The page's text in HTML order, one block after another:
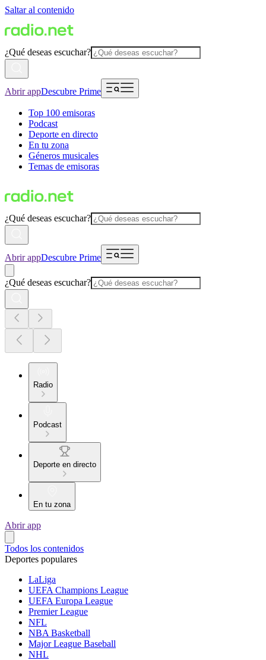
Saltar al contenido
¿Qué deseas escuchar?
Abrir appDescubre Prime
Top 100 emisoras
Podcast
Deporte en directo
En tu zona
Géneros musicales
Temas de emisoras
¿Qué deseas escuchar?
Abrir appDescubre Prime
¿Qué deseas escuchar?
Radio
Podcast
Deporte en directo
En tu zona
Abrir app
Todos los contenidos
Deportes populares
LaLiga
UEFA Champions League
UEFA Europa League
Premier League
NFL
NBA Basketball
Major League Baseball
NHL